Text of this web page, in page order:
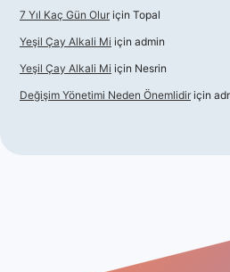
7 Yıl Kaç Gün Olur için Topal
Yeşil Çay Alkali Mi için admin
Yeşil Çay Alkali Mi için Nesrin
Değişim Yönetimi Neden Önemlidir için